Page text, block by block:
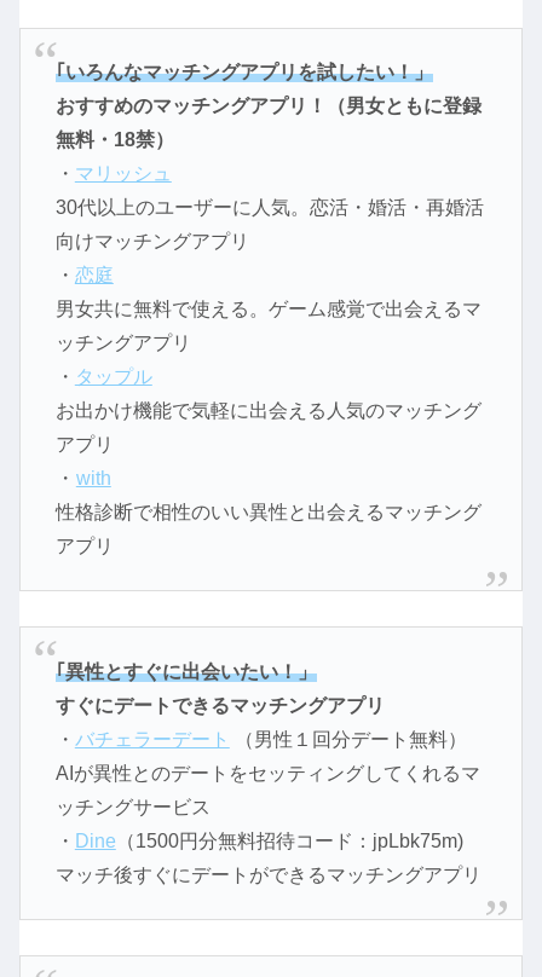
｢いろんなマッチングアプリを試したい！」
おすすめのマッチングアプリ！（男女ともに登録
無料・18禁）
・ マリッシュ
30代以上のユーザーに人気。恋活・婚活・再婚活
向けマッチングアプリ
・ 恋庭
男女共に無料で使える。ゲーム感覚で出会えるマ
ッチングアプリ
・ タップル
お出かけ機能で気軽に出会える人気のマッチング
アプリ
・ with
性格診断で相性のいい異性と出会えるマッチング
アプリ
｢異性とすぐに出会いたい！」
すぐにデートできるマッチングアプリ
・ バチェラーデート
（男性１回分デート無料）
AIが異性とのデートをセッティングしてくれるマ
ッチングサービス
・ Dine （1500円分無料招待コード：jpLbk75m)
マッチ後すぐにデートができるマッチングアプリ